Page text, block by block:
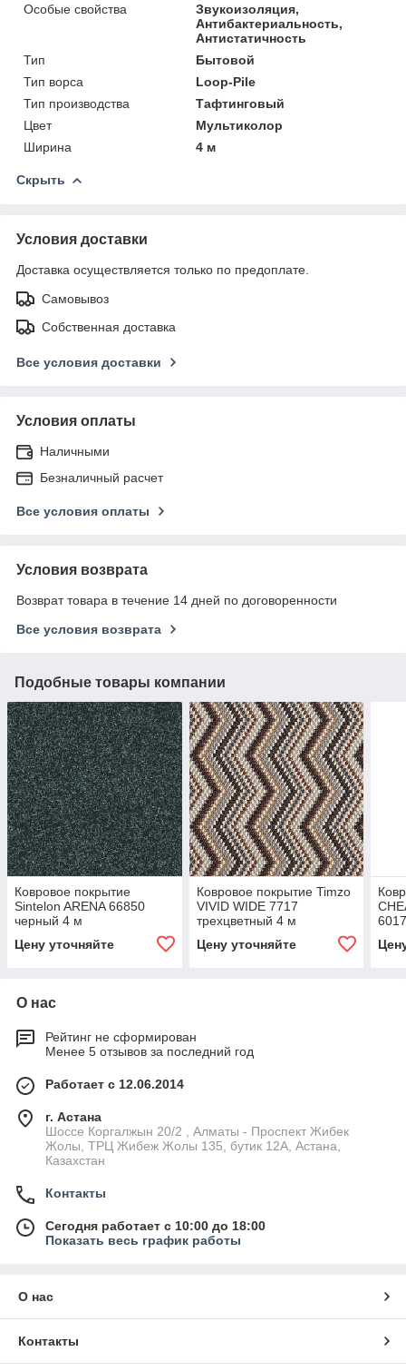
Особые свойства
Звукоизоляция,
Антибактериальность,
Антистатичность
Тип
Бытовой
Тип ворса
Loop-Pile
Тип производства
Тафтинговый
Цвет
Мультиколор
Ширина
4 м
Скрыть
Условия доставки
Доставка осуществляется только по предоплате.
Самовывоз
Собственная доставка
Все условия доставки
Условия оплаты
Наличными
Безналичный расчет
Все условия оплаты
Условия возврата
Возврат товара в течение 14 дней по договоренности
Все условия возврата
Подобные товары компании
Ковровое покрытие
Sintelon ARENA 66850
черный 4 м
Цену уточняйте
Ковровое покрытие Timzo
VIVID WIDE 7717
трехцветный 4 м
Цену уточняйте
О нас
Рейтинг не сформирован
Менее 5 отзывов за последний год
Работает с 12.06.2014
г. Астана
Шоссе Коргалжын 20/2 , Алматы - Проспект Жибек
Жолы, ТРЦ Жибеж Жолы 135, бутик 12А, Астана,
Казахстан
Контакты
Сегодня работает с 10:00 до 18:00
Показать весь график работы
О нас
Контакты